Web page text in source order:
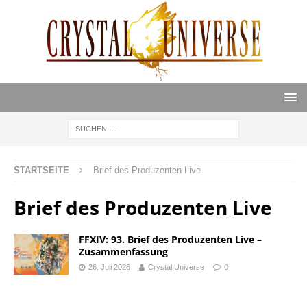
STARTSEITE Brief des Produzenten Live
Brief des Produzenten Live
FFXIV: 93. Brief des Produzenten Live –
Zusammenfassung
26. Juli 2026 Crystal Universe 0